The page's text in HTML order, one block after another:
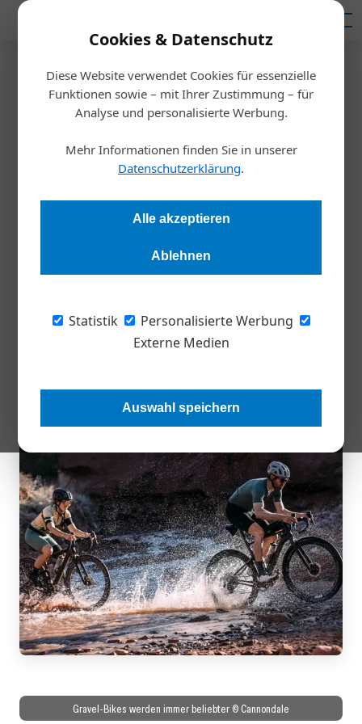
Cookies & Datenschutz
Diese Website verwendet Cookies für essenzielle
Funktionen sowie – mit Ihrer Zustimmung – für
Analyse und personalisierte Werbung.
Mehr Informationen finden Sie in unserer
Datenschutzerklärung.
Alle akzeptieren
Ablehnen
Statistik
Personalisierte Werbung
Externe Medien
Auswahl speichern
Startseite/Wirtschaft
Gravel-Bikes und
Kinderfahrräder stark
nachgefragt
Kinderfahrrädern. Auch SUV-E-Bikes und Trekking-E-Bikes
tragen zur stabilen Entwicklung bei. Fachhandel und
Rolle für Absatz und Nutzung.
Gravel-Bikes werden immer beliebter © Cannondale